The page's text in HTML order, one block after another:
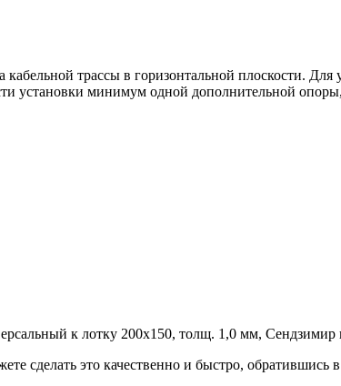
кабельной трассы в горизонтальной плоскости.
установки минимум одной дополнительной
к лотку 200х150, толщ. 1,0 мм, Сендзимир
сделать это качественно и быстро,